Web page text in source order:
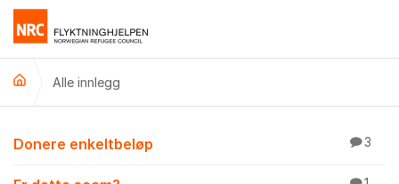
Gå til innhold
Alle innlegg
Alle innlegg
Donere enkeltbeløp 3